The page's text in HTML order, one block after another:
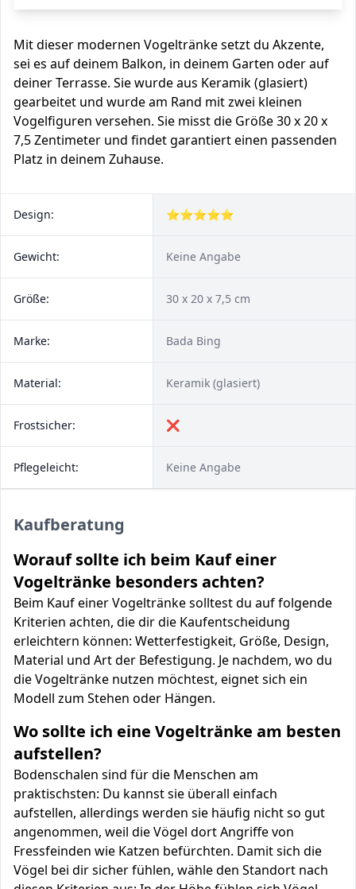
Mit dieser modernen Vogeltränke setzt du Akzente,
sei es auf deinem Balkon, in deinem Garten oder auf
deiner Terrasse. Sie wurde aus Keramik (glasiert)
gearbeitet und wurde am Rand mit zwei kleinen
Vogelfiguren versehen. Sie misst die Größe 30 x 20 x
7,5 Zentimeter und findet garantiert einen passenden
Platz in deinem Zuhause.
Design: ⭐⭐⭐⭐⭐
Gewicht: Keine Angabe
Größe: 30 x 20 x 7,5 cm
Marke: Bada Bing
Material: Keramik (glasiert)
Frostsicher: ❌
Pflegeleicht: Keine Angabe
Kaufberatung
Worauf sollte ich beim Kauf einer
Vogeltränke besonders achten?
Beim Kauf einer Vogeltränke solltest du auf folgende
Kriterien achten, die dir die Kaufentscheidung
erleichtern können: Wetterfestigkeit, Größe, Design,
Material und Art der Befestigung. Je nachdem, wo du
die Vogeltränke nutzen möchtest, eignet sich ein
Modell zum Stehen oder Hängen.
Wo sollte ich eine Vogeltränke am besten
aufstellen?
Bodenschalen sind für die Menschen am
praktischsten: Du kannst sie überall einfach
aufstellen, allerdings werden sie häufig nicht so gut
angenommen, weil die Vögel dort Angriffe von
Fressfeinden wie Katzen befürchten. Damit sich die
Vögel bei dir sicher fühlen, wähle den Standort nach